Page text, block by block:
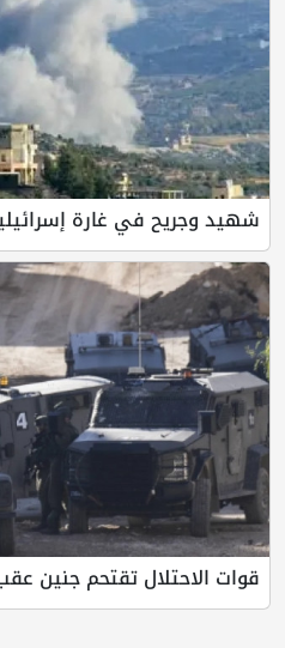
شهيد وجريح في غارة
قوات الاحتلال تقتحم جنين